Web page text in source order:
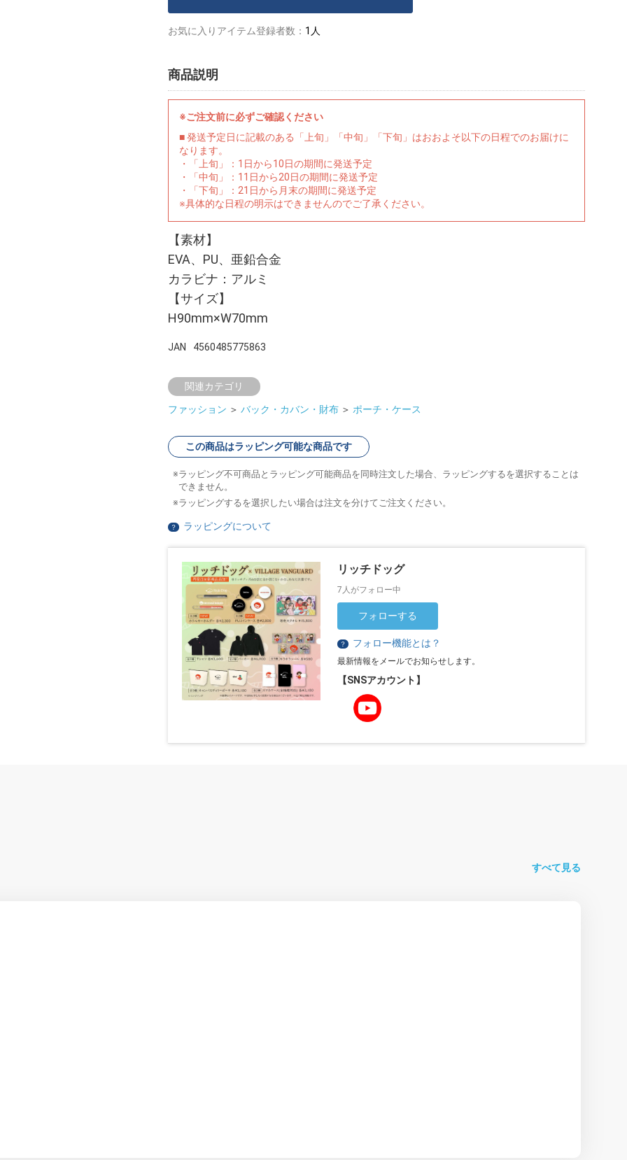
お気に入りアイテム登録者数： 1人
商品説明
※ご注文前に必ずご確認ください
■ 発送予定日に記載のある「上旬」「中旬」「下旬」はおおよそ以下の日程でのお届けに
なります。
・「上旬」：1日から10日の期間に発送予定
・「中旬」：11日から20日の期間に発送予定
・「下旬」：21日から月末の期間に発送予定
※具体的な日程の明示はできませんのでご了承ください。
【素材】
EVA、PU、亜鉛合金
カラビナ：アルミ
【サイズ】
H90mm×W70mm
JAN 4560485775863
関連カテゴリ
ファッション ＞ バック・カバン・財布 ＞ ポーチ・ケース
この商品はラッピング可能な商品です
ラッピング不可商品とラッピング可能商品を同時注文した場合、ラッピングするを選択することは
できません。
ラッピングするを選択したい場合は注文を分けてご注文ください。
？ ラッピングについて
リッチドッグ
7人がフォロー中
フォローする
？ フォロー機能とは？
最新情報をメールでお知らせします。
【SNSアカウント】
すべて見る